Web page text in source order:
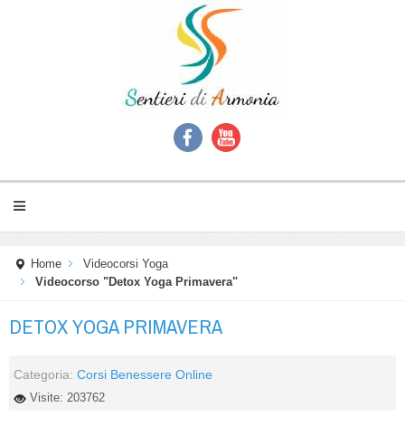
Home
Videocorsi Yoga
Videocorso "Detox Yoga Primavera"
DETOX YOGA PRIMAVERA
Categoria: Corsi Benessere Online
Visite: 203762